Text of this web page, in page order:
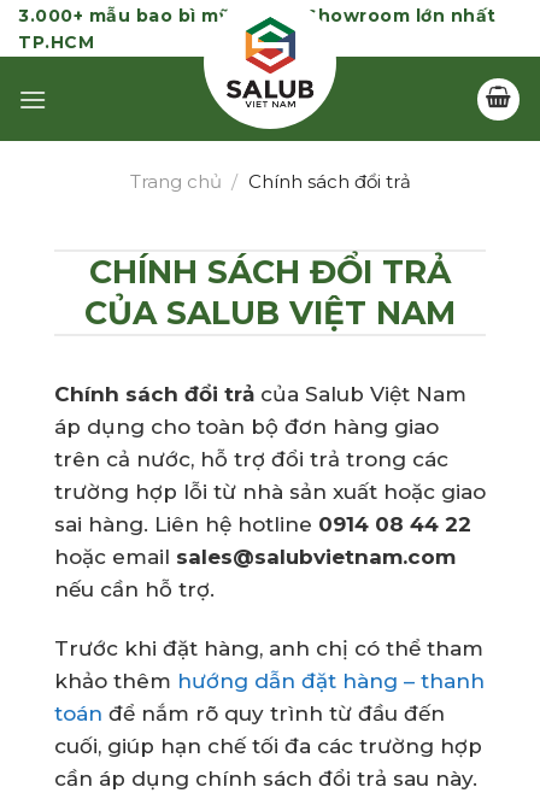
Skip
to
3.000+ mẫu bao bì mỹ phẩm | Showroom lớn nhất
TP.HCM
Trang chủ / Chính sách đổi trả
CHÍNH SÁCH ĐỔI TRẢ
CỦA SALUB VIỆT NAM
Chính sách đổi trả của Salub Việt Nam
áp dụng cho toàn bộ đơn hàng giao
trên cả nước, hỗ trợ đổi trả trong các
trường hợp lỗi từ nhà sản xuất hoặc giao
sai hàng. Liên hệ hotline 0914 08 44 22
hoặc email sales@salubvietnam.com
nếu cần hỗ trợ.
Trước khi đặt hàng, anh chị có thể tham
khảo thêm hướng dẫn đặt hàng – thanh
toán để nắm rõ quy trình từ đầu đến
cuối, giúp hạn chế tối đa các trường hợp
cần áp dụng chính sách đổi trả sau này.